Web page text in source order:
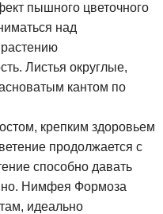
пышного цветочного
над
Листья округлые,
кантом по
крепким здоровьем
продолжается с
способно давать
Нимфея Формоза
идеально